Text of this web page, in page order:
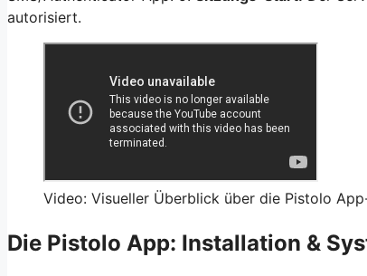
autorisiert.
Video: Visueller Überblick über die Pistolo
Die Pistolo App: Installation &